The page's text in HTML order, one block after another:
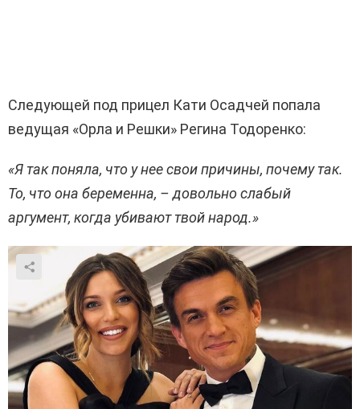
Следующей под прицел Кати Осадчей попала
ведущая «Орла и Решки» Регина Тодоренко:
«Я так поняла, что у нее свои причины, почему так.
То, что она беременна, – довольно слабый
аргумент, когда убивают твой народ.»